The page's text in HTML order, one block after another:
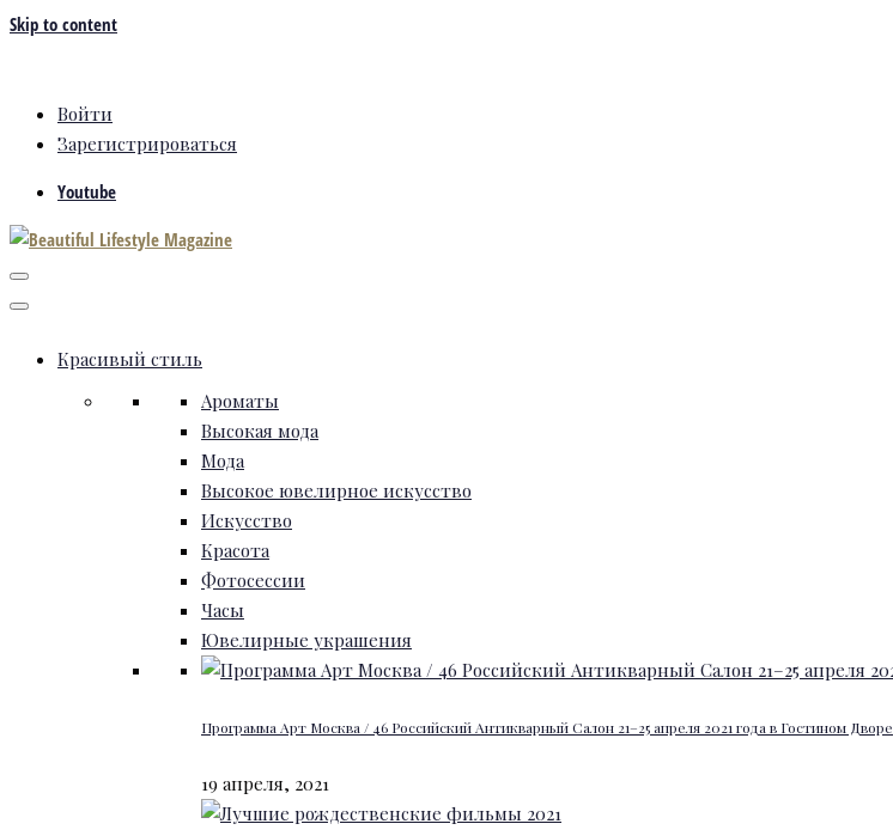
Skip to content
Войти
Зарегистрироваться
Youtube
Красивый стиль
Ароматы
Высокая мода
Мода
Высокое ювелирное искусство
Искусство
Красота
Фотосессии
Часы
Ювелирные украшения
Программа Арт Москва / 46 Российский Антикварный Салон 21–25 апреля 2021 года в Гостином Дворе
19 апреля, 2021